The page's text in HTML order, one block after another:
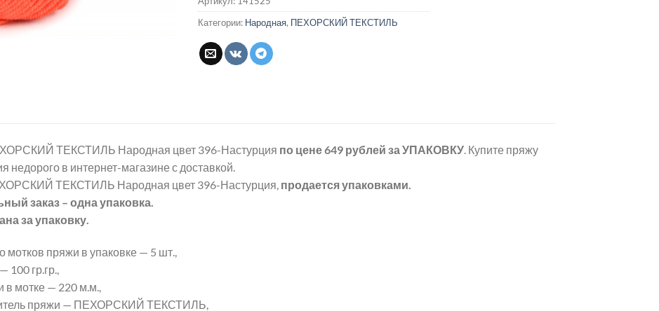
Категории: Народная, ПЕХОРСКИЙ ТЕКСТИЛЬ
ТЕКСТИЛЬ Народная цвет 396-Настурция по цене 649 рублей за УПАКОВКУ. Купите пряжу
недорого в интернет-магазине с доставкой.
ТЕКСТИЛЬ Народная цвет 396-Настурция, продается упаковками.
заказ – одна упаковка.
за упаковку.
мотков пряжи в упаковке — 5 шт.,
100 гр.гр.,
в мотке — 220 м.м.,
пряжи — ПЕХОРСКИЙ ТЕКСТИЛЬ,